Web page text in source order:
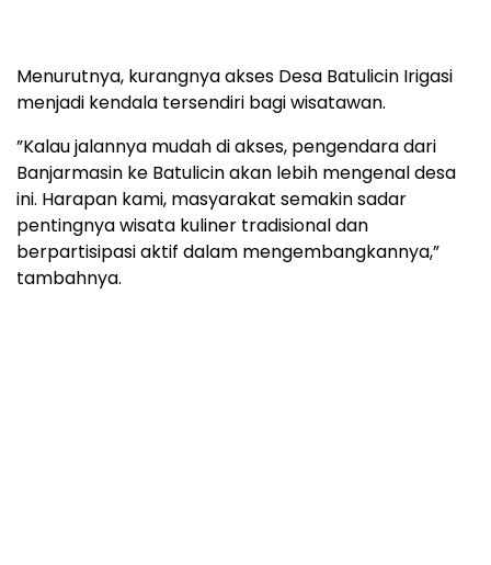
Menurutnya, kurangnya akses Desa Batulicin Irigasi
menjadi kendala tersendiri bagi wisatawan.
”Kalau jalannya mudah di akses, pengendara dari
Banjarmasin ke Batulicin akan lebih mengenal desa
ini. Harapan kami, masyarakat semakin sadar
pentingnya wisata kuliner tradisional dan
berpartisipasi aktif dalam mengembangkannya,”
tambahnya.